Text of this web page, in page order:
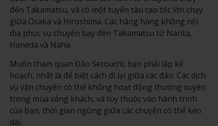
đến Takamatsu, và có một tuyến tàu cao tốc lớn chạy
giữa Osaka và Hiroshima. Các hãng hàng không nội
địa phục vụ chuyến bay đến Takamatsu từ Narita,
Haneda và Naha.
Muốn tham quan Đảo Setouchi, bạn phải lập kế
hoạch, nhất là để biết cách đi lại giữa các đảo. Các dịch
vụ vận chuyển có thể không hoạt động thường xuyên
trong mùa vắng khách, và tùy thuộc vào hành trình
của bạn, thời gian ngừng giữa các chuyến có thể kéo
dài.